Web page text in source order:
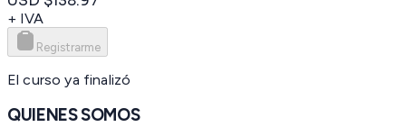
+ IVA
Registrarme
El curso ya finalizó
QUIENES SOMOS